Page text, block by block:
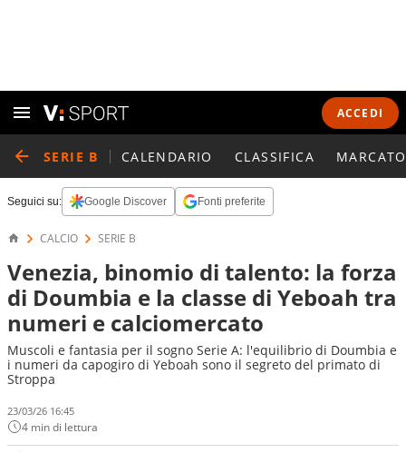
ACCEDI
SERIE B CALENDARIO CLASSIFICA
Seguici su: Google Discover Fonti preferite
CALCIO SERIE B
Venezia, binomio di talento: la forza
di Doumbia e la classe di Yeboah tra
numeri e calciomercato
Muscoli e fantasia per il sogno Serie A: l'equilibrio di Doumbia e
i numeri da capogiro di Yeboah sono il segreto del primato di
Stroppa
23/03/26 16:45
4 min di lettura